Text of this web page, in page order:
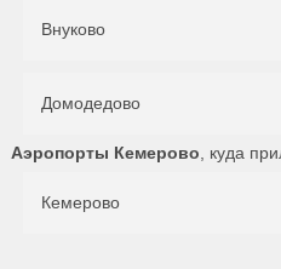
Внуково
Домодедово
Аэропорты Кемерово , куда
Кемерово